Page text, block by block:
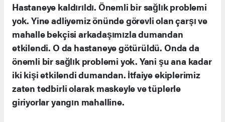
Hastaneye kaldırıldı. Önemli bir sağlık problemi
yok. Yine adliyemiz önünde görevli olan çarşı ve
mahalle bekçisi arkadaşımızla dumandan
etkilendi. O da hastaneye götürüldü. Onda da
önemli bir sağlık problemi yok. Yani şu ana kadar
iki kişi etkilendi dumandan. İtfaiye ekiplerimiz
zaten tedbirli olarak maskeyle ve tüplerle
giriyorlar yangın mahalline.